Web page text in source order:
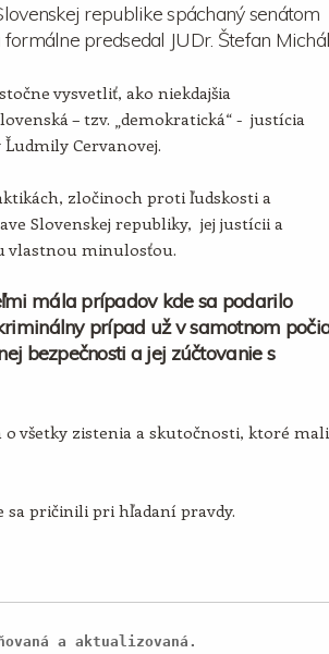
republike spáchaný senátom
predsedal JUDr. Štefan
vysvetliť, ako niekdajšia
– tzv. „demokratická“ - justícia
Ľudmily Cervanovej.
zločinoch proti ľudskosti a
Slovenskej republiky, jej justícii a
vlastnou minulosťou.
mála prípadov kde sa podarilo
prípad už v samotnom
bezpečnosti a jej zúčtovanie s
o všetky zistenia a skutočnosti, ktoré mali
sa pričinili pri hľadaní pravdy.
a aktualizovaná.